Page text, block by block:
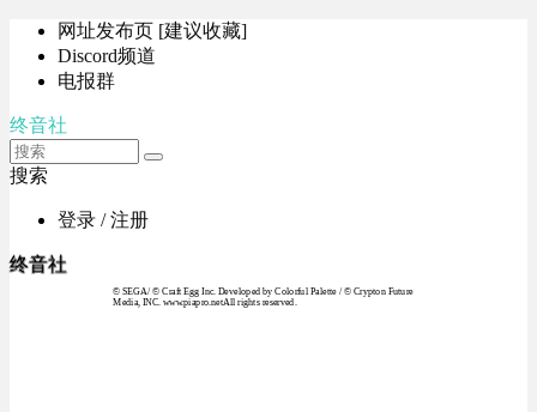
网址发布页 [建议收藏]
Discord频道
电报群
终音社
搜索
登录 / 注册
终音社
© SEGA / © Craft Egg Inc. Developed by Colorful Palette / © Crypton Future
Media, INC. www.piapro.netAll rights reserved.